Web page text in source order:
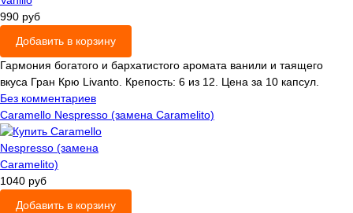
990 руб
Добавить в корзину
Гармония богатого и бархатистого аромата ванили и таящего
вкуса Гран Крю Livanto. Крепость: 6 из 12. Цена за 10 капсул.
Без комментариев
Caramello Nespresso (замена Caramelito)
1040 руб
Добавить в корзину